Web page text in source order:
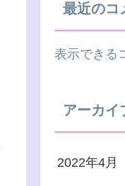
最近のコ
表示できる
アーカイ
2022年4月